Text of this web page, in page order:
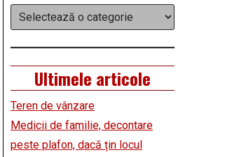
Categorii
Ultimele articole
Teren de vânzare
Medicii de familie, decontare
peste plafon, dacă țin locul